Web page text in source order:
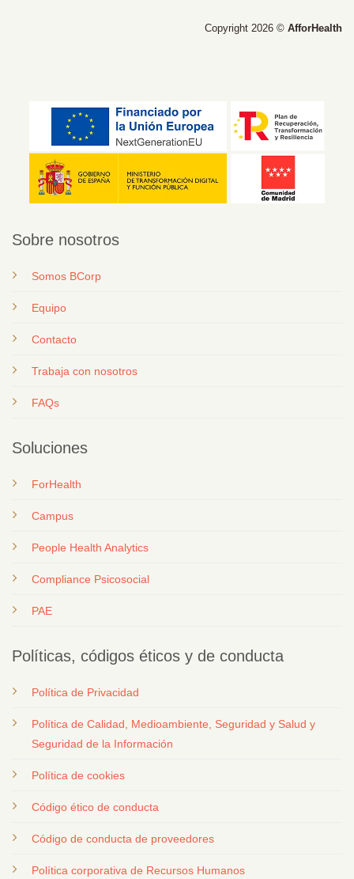
Copyright 2026 © AfforHealth
Sobre nosotros
Somos BCorp
Equipo
Contacto
Trabaja con nosotros
FAQs
Soluciones
ForHealth
Campus
People Health Analytics
Compliance Psicosocial
PAE
Políticas, códigos éticos y de conducta
Política de Privacidad
Política de Calidad, Medioambiente, Seguridad y Salud y
Seguridad de la Información
Política de cookies
Código ético de conducta
Código de conducta de proveedores
Política corporativa de Recursos Humanos